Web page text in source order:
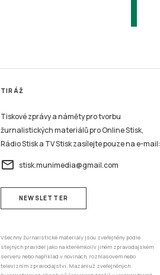
TIRÁŽ
Tiskové zprávy a náměty pro tvorbu
žurnalistických materiálů pro Online Stisk,
Rádio Stisk a TV Stisk zasílejte pouze na e-mail:
email stisk.munimedia@gmail.com
NEWSLETTER
Všechny žurnalistické materiály jsou zveřejněny podle
stejných pravidel jako na kterémkoliv jiném zpravodajském
serveru nebo například v novinách, rozhlasovém nebo
televizním zpravodajství. Mazání už zveřejněných